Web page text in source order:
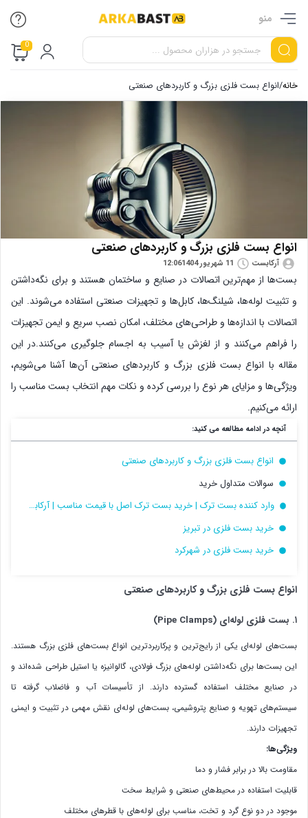
منو
0
خانه/انواع بست فلزی بزرگ و کاربردهای صنعتی
انواع بست فلزی بزرگ و کاربردهای صنعتی
آرکابست 11 شهریور 1404 12:06
بست‌ها از مهم‌ترین اتصالات در صنایع و ساختمان هستند و برای نگه‌داشتن
و تثبیت لوله‌ها، شیلنگ‌ها، کابل‌ها و تجهیزات صنعتی استفاده می‌شوند. این
اتصالات با اندازه‌ها و طراحی‌های مختلف، امکان نصب سریع و ایمن تجهیزات
را فراهم می‌کنند و از لغزش یا آسیب به اجسام جلوگیری می‌کنند.در این
مقاله با انواع بست فلزی بزرگ و کاربردهای صنعتی آن‌ها آشنا می‌شویم،
ویژگی‌ها و مزایای هر نوع را بررسی کرده و نکات مهم انتخاب بست مناسب را
ارائه می‌کنیم.
آنچه در ادامه مطالعه می کنید:
انواع بست فلزی بزرگ و کاربردهای صنعتی
سوالات متداول خرید
وارد کننده بست ترک | خرید بست ترک اصل با قیمت مناسب | آرکابست
خرید بست فلزی در تبریز
خرید بست فلزی در شهرکرد
انواع بست فلزی بزرگ و کاربردهای صنعتی
۱. بست فلزی لوله‌ای (Pipe Clamps)
بست‌های لوله‌ای یکی از رایج‌ترین و پرکاربردترین انواع بست‌های فلزی بزرگ هستند.
این بست‌ها برای نگه‌داشتن لوله‌های بزرگ فولادی، گالوانیزه یا استیل طراحی شده‌اند و
در صنایع مختلف استفاده گسترده دارند. از تأسیسات آب و فاضلاب گرفته تا
سیستم‌های تهویه و صنایع پتروشیمی، بست‌های لوله‌ای نقش مهمی در تثبیت و ایمنی
تجهیزات دارند.
ویژگی‌ها:
مقاومت بالا در برابر فشار و دما
قابلیت استفاده در محیط‌های صنعتی و شرایط سخت
موجود در دو نوع گرد و تخت، مناسب برای لوله‌های با قطرهای مختلف